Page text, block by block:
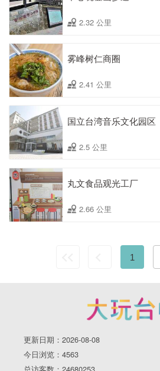
2.32 公里
雾峰树仁商圈
2.41 公里
国立台湾音乐文化园区
2.5 公里
丸文食品观光工厂
2.66 公里
1
更新日期：2026-08-08
今日浏览：4563